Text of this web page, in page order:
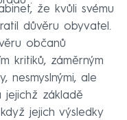
že kvůli svému
důvěru obyvatel.
občanů
kritiků, záměrným
nesmyslnými, ale
jejichž základě
jejich výsledky